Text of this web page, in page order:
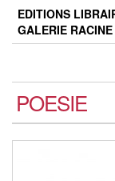
Skip
the
EDITIONS
GALERIE RACINE
POESIE